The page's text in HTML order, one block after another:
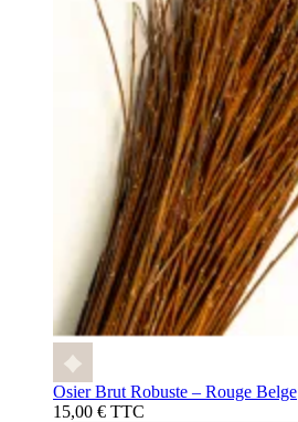
Osier Brut Robuste – Rouge Belge
15,00 € TTC